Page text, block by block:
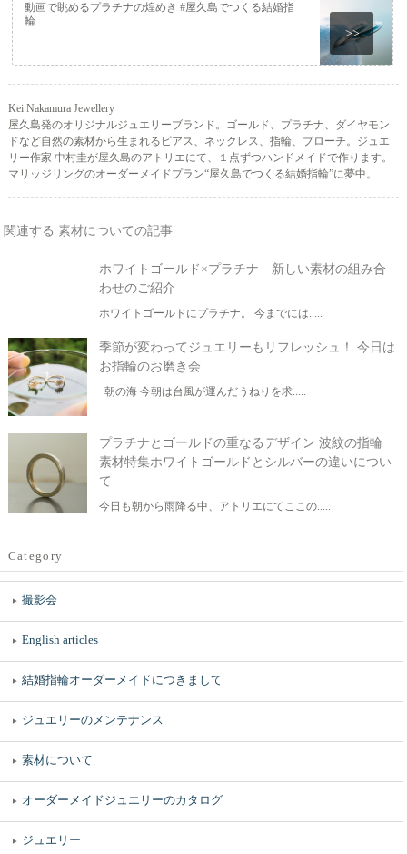
>>
動画で眺めるプラチナの煌めき #屋久島でつくる結婚指
輪
Kei Nakamura Jewellery
屋久島発のオリジナルジュエリーブランド。ゴールド、プラチナ、ダイヤモン
ドなど自然の素材から生まれるピアス、ネックレス、指輪、ブローチ。ジュエ
リー作家 中村圭が屋久島のアトリエにて、１点ずつハンドメイドで作ります。
マリッジリングのオーダーメイドプラン“屋久島でつくる結婚指輪”に夢中。
関連する 素材についての記事
ホワイトゴールド×プラチナ 新しい素材の組み合
わせのご紹介
ホワイトゴールドにプラチナ。 今までには.....
季節が変わってジュエリーもリフレッシュ！ 今日は
お指輪のお磨き会
朝の海 今朝は台風が運んだうねりを求.....
プラチナとゴールドの重なるデザイン 波紋の指輪
素材特集ホワイトゴールドとシルバーの違いについ
て
今日も朝から雨降る中、アトリエにてここの.....
Category
撮影会
English articles
結婚指輪オーダーメイドにつきまして
ジュエリーのメンテナンス
素材について
オーダーメイドジュエリーのカタログ
ジュエリー